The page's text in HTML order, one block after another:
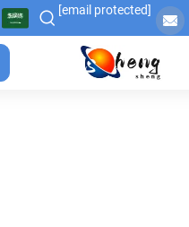
[email protected]